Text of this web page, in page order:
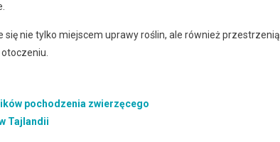
nie tylko miejscem uprawy roślin, ale również przestrzenią
pochodzenia zwierzęcego
Tajlandii